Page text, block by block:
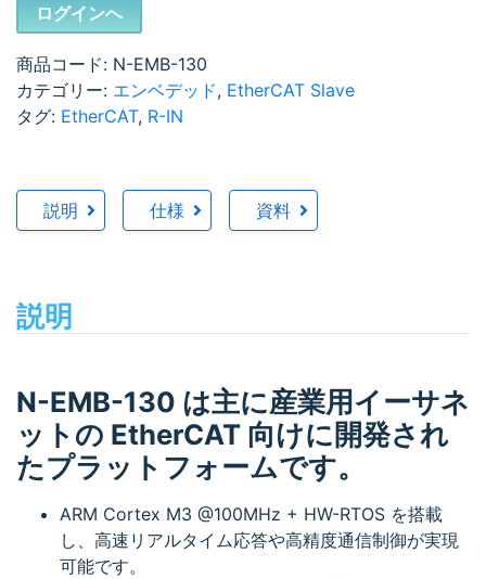
ログインへ
商品コード: N-EMB-130
カテゴリー: エンベデッド, EtherCAT Slave
タグ: EtherCAT, R-IN
説明 仕様 資料
説明
N-EMB-130 は主に産業用イーサネ
ットの EtherCAT 向けに開発され
たプラットフォームです。
ARM Cortex M3 @100MHz + HW-RTOS を搭載
し、高速リアルタイム応答や高精度通信制御が実現
可能です。